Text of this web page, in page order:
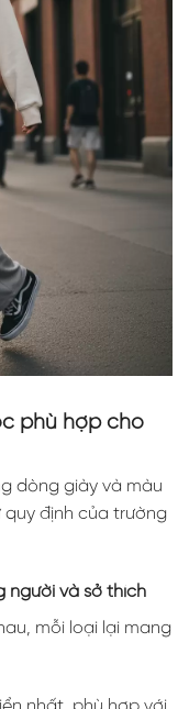
phù hợp cho
dòng giày và màu
định của trường
người và sở thích
mỗi loại lại mang